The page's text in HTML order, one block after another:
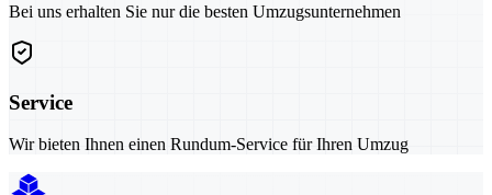
Bei uns erhalten Sie nur die besten Umzugsunternehmen
Service
Wir bieten Ihnen einen Rundum-Service für Ihren Umzug